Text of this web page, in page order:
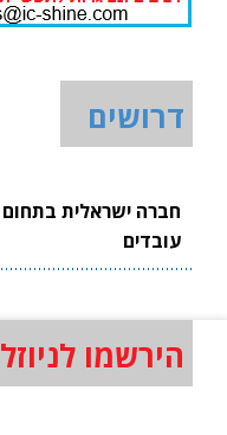
דרושים
חברה ישראלית
עובדים
הירשמו